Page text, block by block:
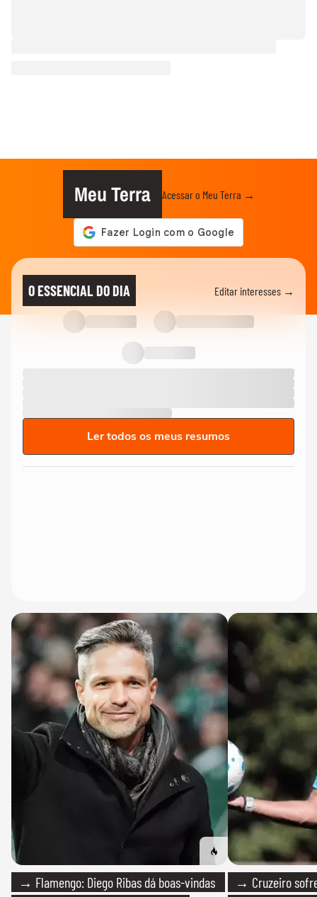
Meu Terra Acessar o Meu Terra →
O ESSENCIAL DO DIA Editar interesses →
Ler todos os meus resumos
→ Flamengo: Diego Ribas dá boas-vindas
→ Cruzeiro